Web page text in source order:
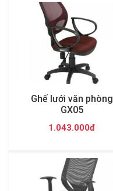
Ghế lưới văn phòng
GX05
1.043.000đ